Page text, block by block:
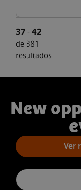
37 - 42
de 381
resultados
New
Ver